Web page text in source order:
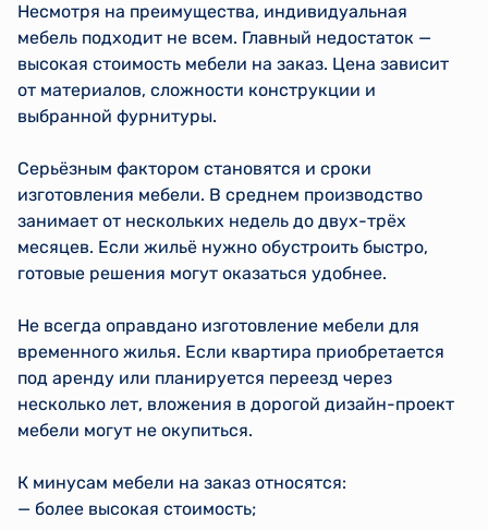
Несмотря на преимущества, индивидуальная
мебель подходит не всем. Главный недостаток —
высокая стоимость мебели на заказ. Цена зависит
от материалов, сложности конструкции и
выбранной фурнитуры.
Серьёзным фактором становятся и сроки
изготовления мебели. В среднем производство
занимает от нескольких недель до двух-трёх
месяцев. Если жильё нужно обустроить быстро,
готовые решения могут оказаться удобнее.
Не всегда оправдано изготовление мебели для
временного жилья. Если квартира приобретается
под аренду или планируется переезд через
несколько лет, вложения в дорогой дизайн-проект
мебели могут не окупиться.
К минусам мебели на заказ относятся:
— более высокая стоимость;